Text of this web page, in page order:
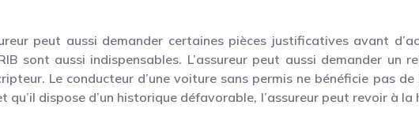
peut aussi demander certaines pièces justificatives avant
sont aussi indispensables. L’assureur peut aussi demander un
Le conducteur d’une voiture sans permis ne bénéficie pas de
dispose d’un historique défavorable, l’assureur peut revoir à